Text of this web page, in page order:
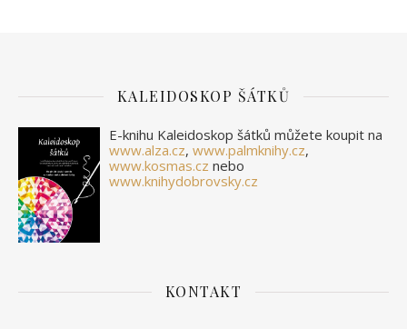
KALEIDOSKOP ŠÁTKŮ
E-knihu Kaleidoskop šátků můžete koupit na
www.alza.cz, www.palmknihy.cz,
www.kosmas.cz nebo
www.knihydobrovsky.cz
KONTAKT